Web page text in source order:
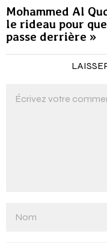
Mohammed Al
le rideau pour
passe derrière »